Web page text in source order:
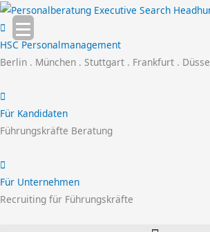
Zum
Inhalt
springen
HSC Personalmanagement
Berlin . München . Stuttgart . Frankfurt .
Für Kandidaten
Führungskräfte Beratung
Für Unternehmen
Recruiting für Führungskräfte